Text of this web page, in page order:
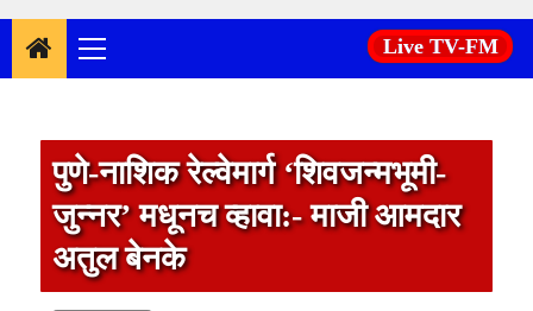
Primary
Menu
Live TV-FM
पुणे-नाशिक रेल्वेमार्ग ‘शिवजन्मभूमी-
जुन्नर’ मधूनच व्हावा:- माजी आमदार
अतुल बेनके